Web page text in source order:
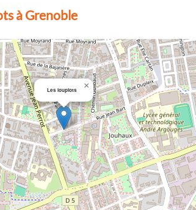
à Grenoble
Les loupiots ×